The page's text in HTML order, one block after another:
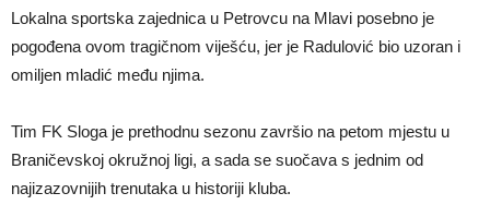
Lokalna sportska zajednica u Petrovcu na Mlavi posebno je
pogođena ovom tragičnom viješću, jer je Radulović bio uzoran i
omiljen mladić među njima.
Tim FK Sloga je prethodnu sezonu završio na petom mjestu u
Braničevskoj okružnoj ligi, a sada se suočava s jednim od
najizazovnijih trenutaka u historiji kluba.